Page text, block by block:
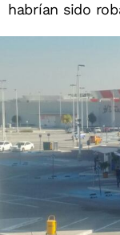
habrían sido